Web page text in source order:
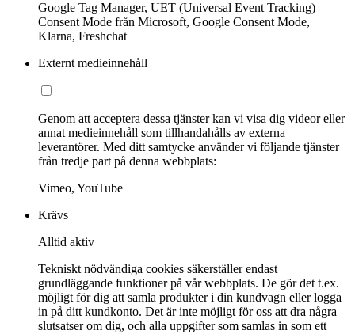
Google Tag Manager, UET (Universal Event Tracking)
Consent Mode från Microsoft, Google Consent Mode,
Klarna, Freshchat
Externt medieinnehåll
Genom att acceptera dessa tjänster kan vi visa dig videor eller
annat medieinnehåll som tillhandahålls av externa
leverantörer. Med ditt samtycke använder vi följande tjänster
från tredje part på denna webbplats:
Vimeo, YouTube
Krävs
Alltid aktiv
Tekniskt nödvändiga cookies säkerställer endast
grundläggande funktioner på vår webbplats. De gör det t.ex.
möjligt för dig att samla produkter i din kundvagn eller logga
in på ditt kundkonto. Det är inte möjligt för oss att dra några
slutsatser om dig, och alla uppgifter som samlas in som ett